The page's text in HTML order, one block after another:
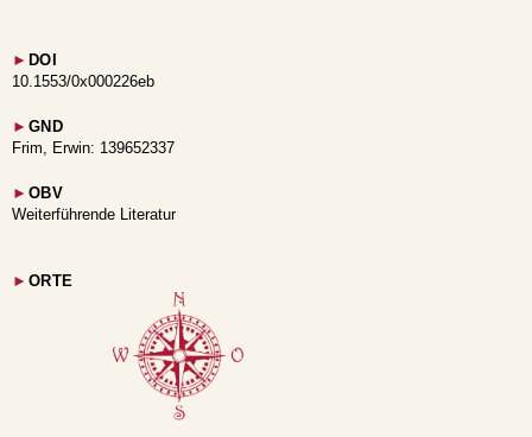
► DOI
10.1553/0x000226eb
► GND
Frim, Erwin: 139652337
► OBV
Weiterführende Literatur
► ORTE